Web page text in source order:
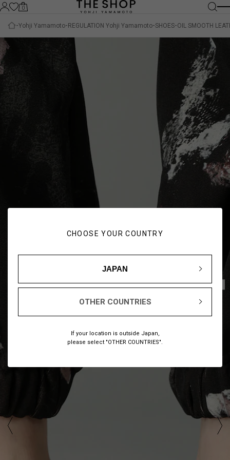
CHOOSE YOUR COUNTRY
JAPAN
OTHER COUNTRIES
If your location is outside Japan,
please select "OTHER COUNTRIES".
0
Yohji Yamamoto REGULATION Yohji Yamamoto SHOES OIL SMOOTH
1